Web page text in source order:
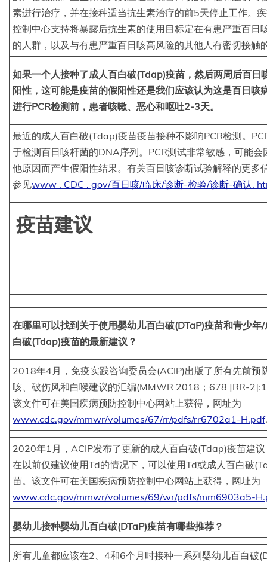
素进行治疗，并在接种适当抗生素治疗的前5天停止工作。
控制中心支持将暴露后抗生素的使用目标定在有患严重百日
的人群，以及与有患严重百日咳高风险的其他人有密切接触
如果一个人接种了成人百白破(Tdap)疫苗，然后两周后百日
阳性，这可能是疫苗的假阳性还是我们应该认为这是百日咳
进行PCR检测前，患者咳嗽、恶心和呕吐2-3天。
最近的成人百白破(Tdap)疫苗疫苗接种不影响PCR检测。
于检测百日咳杆菌的DNA序列。PCR测试非常敏感，可能会
他原因而产生假阳性结果。有关百日咳诊断试验解释的更多
参见www . CDC . gov/百日咳/临床/诊断-检验/诊断-确认.
疫苗建议
在哪里可以找到关于使用婴幼儿百白破(DTaP)疫苗和青少年
白破(Tdap)疫苗的最新建议？
2018年4月，免疫实践咨询委员会(ACIP)出版了所有先前预
咳、破伤风和白喉建议的汇编(MMWR 2018；678 [RR-
该文件可在美国疾病预防控制中心网站上获得，网址为
www.cdc.gov/mmwr/volumes/67/rr/pdfs/rr6702a1-H.pdf.
2020年1月，ACIP发布了更新的成人百白破(Tdap)疫苗建
在以前仅建议使用Td的情况下，可以使用Td或成人百白破
苗。该文件可在美国疾病预防控制中心网站上获得，网址为
www.cdc.gov/mmwr/volumes/69/wr/pdfs/mm6903a5-
婴幼儿接种婴幼儿百白破(DTaP)疫苗有哪些推荐？
所有儿童都应该在2、4和6个月时接种一系列婴幼儿百白破